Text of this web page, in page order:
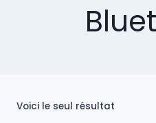
Voici le seul résultat